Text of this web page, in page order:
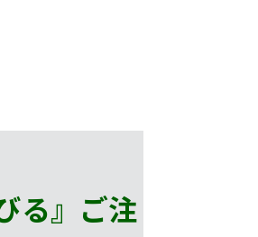
』 ご注